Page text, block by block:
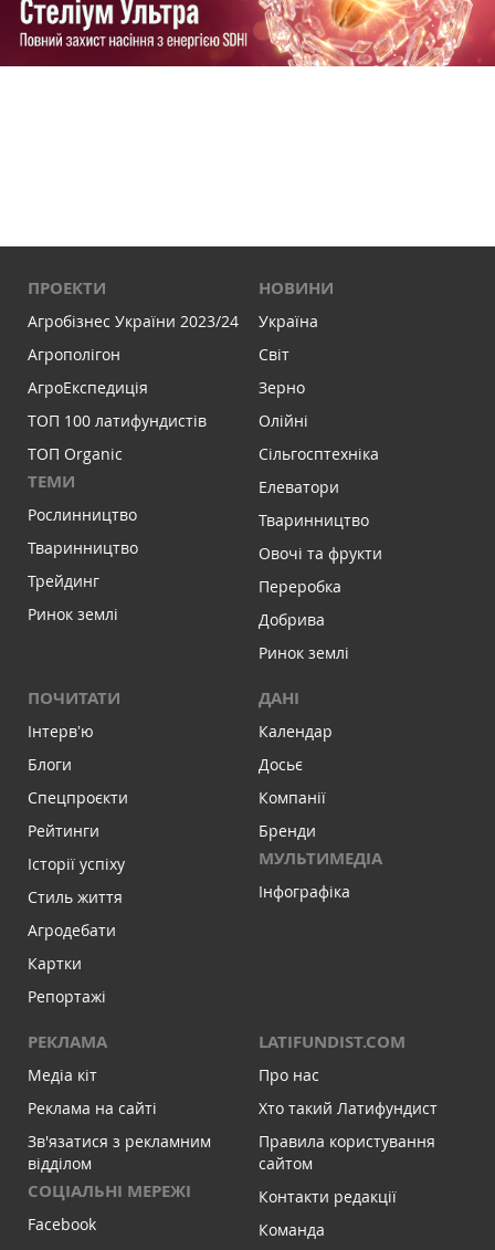
ПРОЕКТИ
Агробізнес України 2023/24
Агрополігон
АгроЕкспедиція
ТОП 100 латифундистів
ТОП Organic
ТЕМИ
Рослинництво
Тваринництво
Трейдинг
Ринок землі
НОВИНИ
Україна
Світ
Зерно
Олійні
Сільгосптехніка
Елеватори
Тваринництво
Овочі та фрукти
Переробка
Добрива
Ринок землі
ПОЧИТАТИ
Інтервʼю
Блоги
Спецпроєкти
Рейтинги
Історії успіху
Стиль життя
Агродебати
Картки
Репортажі
ДАНІ
Календар
Досьє
Компанії
Бренди
МУЛЬТИМЕДІА
Інфографіка
РЕКЛАМА
Медіа кіт
Реклама на сайті
Зв'язатися з рекламним
відділом
СОЦІАЛЬНІ МЕРЕЖІ
Facebook
LATIFUNDIST.COM
Про нас
Хто такий Латифундист
Правила користування
сайтом
Контакти редакції
Команда